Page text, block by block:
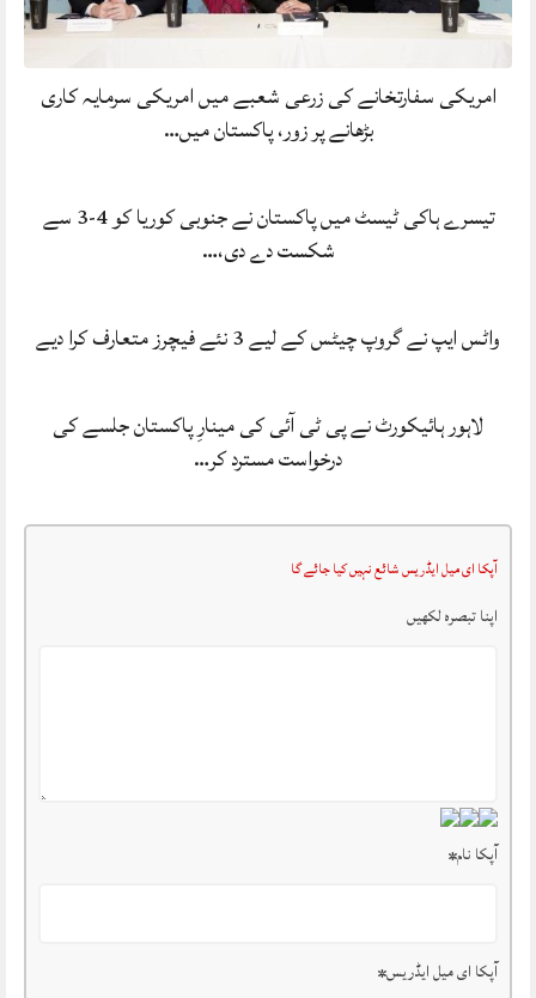
امریکی سفارتخانے کی زرعی شعبے میں امریکی سرمایہ کاری
بڑھانے پر زور، پاکستان میں…
تیسرے ہاکی ٹیسٹ میں پاکستان نے جنوبی کوریا کو 4-3 سے
شکست دے دی،…
واٹس ایپ نے گروپ چیٹس کے لیے 3 نئے فیچرز متعارف کرا دیے
لاہور ہائیکورٹ نے پی ٹی آئی کی مینارِ پاکستان جلسے کی
درخواست مسترد کر…
آپکا ای میل ایڈریس شائع نہیں کیا جائے گا
اپنا تبصرہ لکھیں
آپکا نام*
آپکا ای میل ایڈریس*